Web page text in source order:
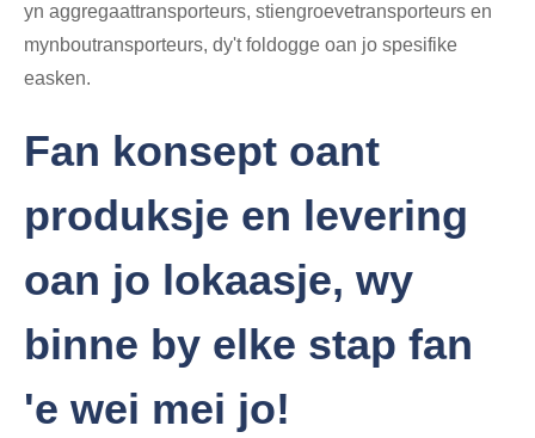
yn aggregaattransporteurs, stiengroevetransporteurs en
mynboutransporteurs, dy't foldogge oan jo spesifike
easken.
Fan konsept oant
produksje en levering
oan jo lokaasje, wy
binne by elke stap fan
'e wei mei jo!